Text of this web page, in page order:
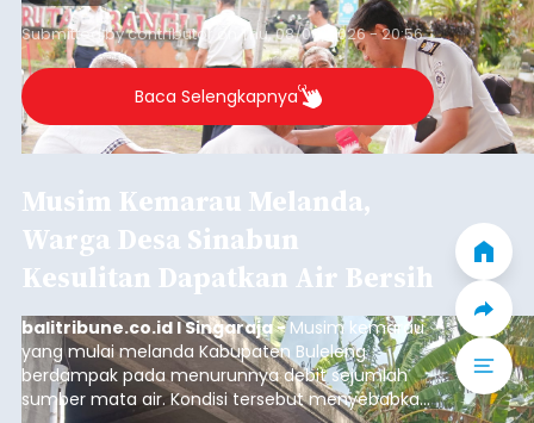
Submitted bycontributor Thu, 08/06/2026 - 20:56
Baca Selengkapnya
Musim Kemarau Melanda,
Warga Desa Sinabun
Kesulitan Dapatkan Air Bersih
balitribune.co.id I Singaraja -Musim kemarau
yang mulai melanda Kabupaten Buleleng
berdampak pada menurunnya debit sejumlah
sumber mata air. Kondisi tersebut menyebabkan